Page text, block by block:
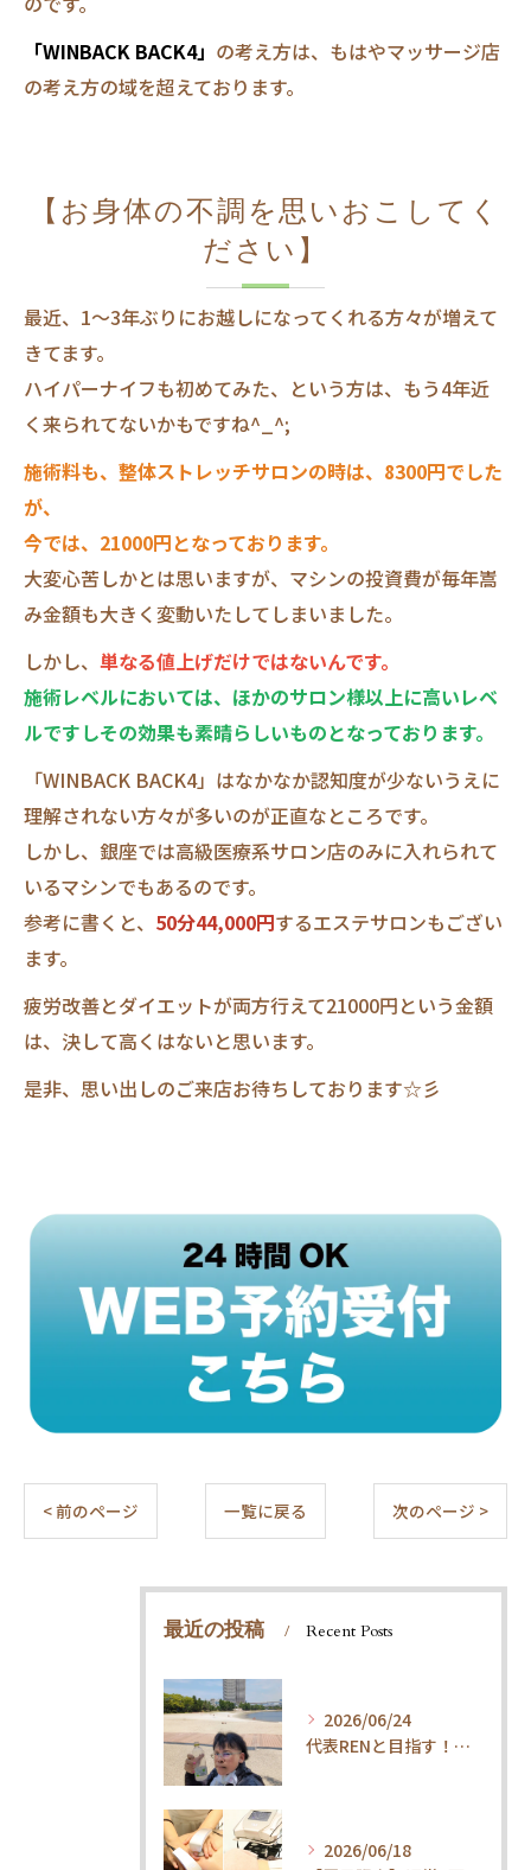
「WINBACK BACK4」 の考え方は、もはやマッサージ店
の考え方の域を超えております。
【お身体の不調を思いおこしてく
ださい】
最近、1～3年ぶりにお越しになってくれる方々が増えて
きてます。
ハイパーナイフも初めてみた、という方は、もう4年近
く来られてないかもですね^_^;
施術料も、整体ストレッチサロンの時は、8300円でした
が、
今では、21000円となっております。
大変心苦しかとは思いますが、マシンの投資費が毎年嵩
み金額も大きく変動いたしてしまいました。
しかし、 単なる値上げだけではないんです。
施術レベルにおいては、ほかのサロン様以上に高いレベ
ルですしその効果も素晴らしいものとなっております。
「WINBACK BACK4」はなかなか認知度が少ないうえに
理解されない方々が多いのが正直なところです。
しかし、銀座では高級医療系サロン店のみに入れられて
いるマシンでもあるのです。
参考に書くと、 50分44,000円するエステサロンもござい
ます。
疲労改善とダイエットが両方行えて21000円という金額
は、決して高くはないと思います。
是非、思い出しのご来店お待ちしております☆彡
< 前のページ 一覧に戻る 次のページ >
最近の投稿 Recent Posts
2026/06/24
代表RENと目指す！内臓ケア×ウォーキングで叶える「疲れ知らずの健康体」
2026/06/18